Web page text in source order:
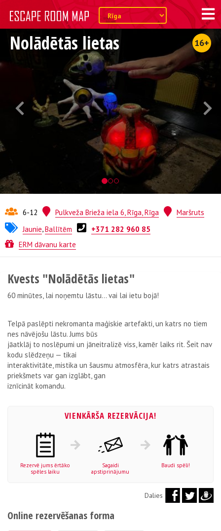
Nolādētās lietas 16+
6-12 Pulkveža Brieža iela 6, Rīga, Rīga
Maršruts
Jaunie,Ballītēm
+371 282 960 85
ERM dāvanu karte
Kvests "Nolādētās lietas"
60 minūtes, lai noņemtu lāstu… vai lai ietu bojā!
Telpā paslēpti nekromanta maģiskie artefakti, un katrs no tiem
nes nāvējošu lāstu. Jums būs
jāatklāj to noslēpumi un jāneitralizē viss, kamēr laiks rit. Šeit nav
kodu slēdzeņu — tikai
interaktivitāte, mistika un šausmu atmosfēra, kur katrs atrastais
priekšmets var gan izglābt, gan
iznīcināt komandu.
VIENKĀRŠA REZERVĀCIJA!
Rezervē jums ērtāko
spēles laiku
Sagaidi
apstiprinājumu
Baudi spēli!
Dalies
Online rezervēšanas forma